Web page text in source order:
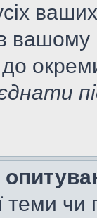
в
теми чи